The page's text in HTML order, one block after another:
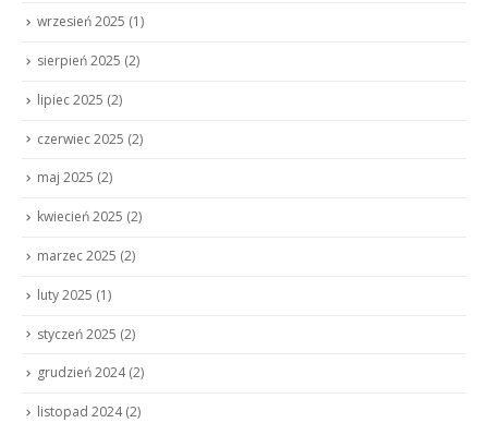
wrzesień 2025 (1)
sierpień 2025 (2)
lipiec 2025 (2)
czerwiec 2025 (2)
maj 2025 (2)
kwiecień 2025 (2)
marzec 2025 (2)
luty 2025 (1)
styczeń 2025 (2)
grudzień 2024(2)
listopad 2024(2)